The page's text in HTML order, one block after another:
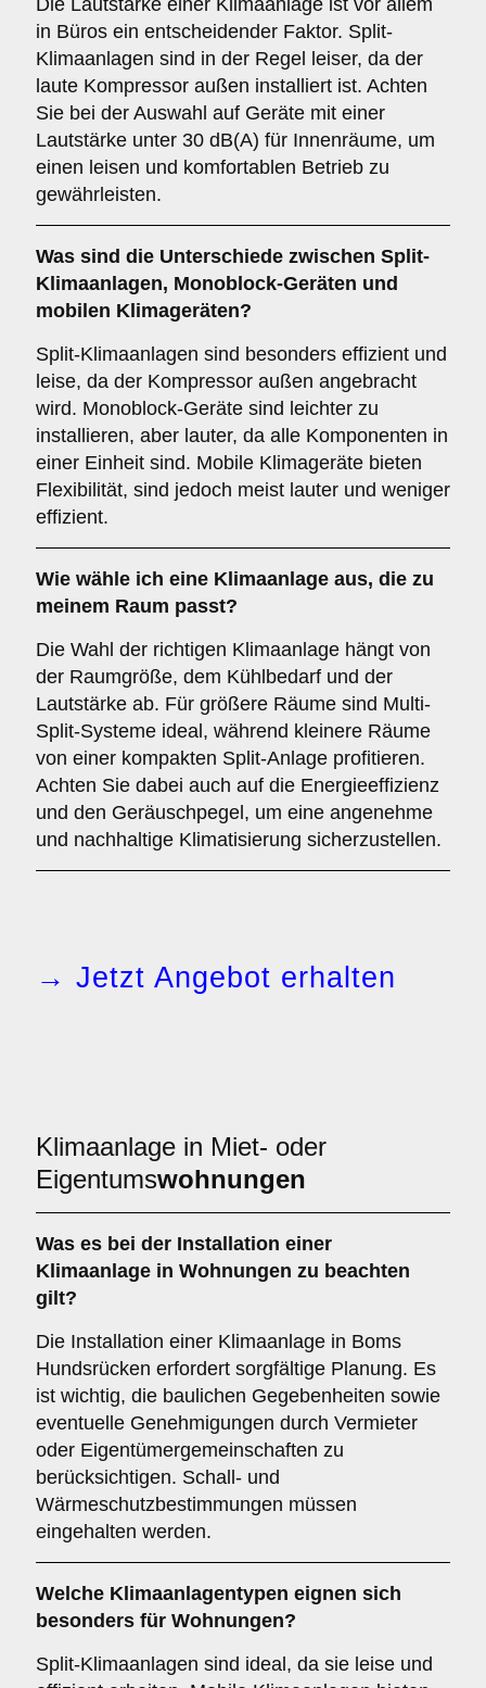
Die Lautstärke einer Klimaanlage ist vor allem
in Büros ein entscheidender Faktor. Split-
Klimaanlagen sind in der Regel leiser, da der
laute Kompressor außen installiert ist. Achten
Sie bei der Auswahl auf Geräte mit einer
Lautstärke unter 30 dB(A) für Innenräume, um
einen leisen und komfortablen Betrieb zu
gewährleisten.
Was sind die Unterschiede zwischen Split-
Klimaanlagen, Monoblock-Geräten und
mobilen Klimageräten?
Split-Klimaanlagen sind besonders effizient und
leise, da der Kompressor außen angebracht
wird. Monoblock-Geräte sind leichter zu
installieren, aber lauter, da alle Komponenten in
einer Einheit sind. Mobile Klimageräte bieten
Flexibilität, sind jedoch meist lauter und weniger
effizient.
Wie wähle ich eine Klimaanlage aus, die zu
meinem Raum passt?
Die Wahl der richtigen Klimaanlage hängt von
der Raumgröße, dem Kühlbedarf und der
Lautstärke ab. Für größere Räume sind Multi-
Split-Systeme ideal, während kleinere Räume
von einer kompakten Split-Anlage profitieren.
Achten Sie dabei auch auf die Energieeffizienz
und den Geräuschpegel, um eine angenehme
und nachhaltige Klimatisierung sicherzustellen.
→ Jetzt Angebot erhalten
Klimaanlage in Miet- oder
Eigentumswohnungen
Was es bei der Installation einer
Klimaanlage in Wohnungen zu beachten
gilt?
Die Installation einer Klimaanlage in Boms
Hundsrücken erfordert sorgfältige Planung. Es
ist wichtig, die baulichen Gegebenheiten sowie
eventuelle Genehmigungen durch Vermieter
oder Eigentümergemeinschaften zu
berücksichtigen. Schall- und
Wärmeschutzbestimmungen müssen
eingehalten werden.
Welche Klimaanlagentypen eignen sich
besonders für Wohnungen?
Split-Klimaanlagen sind ideal, da sie leise und